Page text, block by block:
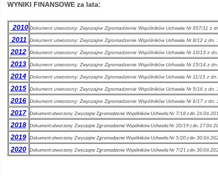
WYNIKI FINANSOWE za lata:
2010 Dokument utworzony: Zwyczajne Zgromadzenie Wspólników Uchwała Nr 957/11 z
2011 Dokument utworzony: Zwyczajne Zgromadzenie Wspólników Uchwała Nr 8/12 z
2012 Dokument utworzony: Zwyczajne Zgromadzenie Wspólników Uchwała Nr 10/13 z
2013 Dokument utworzony: Zwyczajne Zgromadzenie Wspólników Uchwała Nr 15/14 z
2014 Dokument utworzony: Zwyczajne Zgromadzenie Wspólników Uchwała Nr 11/15 z
2015 Dokument utworzony: Zwyczajne Zgromadzenie Wspólników Uchwała Nr 5/16 z
2016 Dokument utworzony: Zwyczajne Zgromadzenie Wspólników Uchwała Nr 6/17 z
2017 Dokument utworzony: Zwyczajne Zgromadzenie Wspólników Uchwała Nr 7/18 z dn.
2018 Dokument utworzony: Zwyczajne Zgromadzenie Wspólników Uchwała Nr 20/19 z dn.
2019 Dokument utworzony: Zwyczajne Zgromadzenie Wspólników Uchwała Nr 5/20 z dn.
2020 Dokument utworzony: Zwyczajne Zgromadzenie Wspólników Uchwała Nr 7/21 z dn.